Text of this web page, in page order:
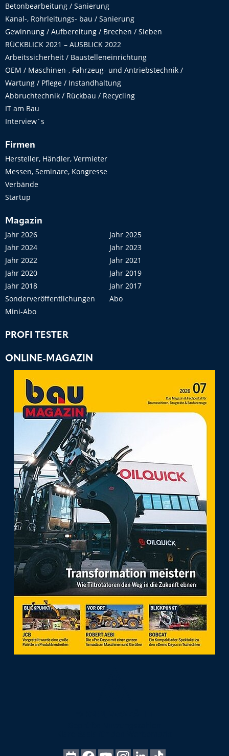
Betonbearbeitung / Sanierung
Kanal-, Rohrleitungs- bau / Sanierung
Gewinnung / Aufbereitung / Brechen / Sieben
RÜCKBLICK 2021 – AUSBLICK 2022
Arbeitssicherheit / Baustelleneinrichtung
OEM / Maschinen-, Fahrzeug- und Antriebstechnik /
Wartung / Pflege / Instandhaltung
Abbruchtechnik / Rückbau / Recycling
IT am Bau
Interview´s
Firmen
Hersteller, Händler, Vermieter
Messen, Seminare, Kongresse
Verbände
Startup
Magazin
Jahr 2026
Jahr 2025
Jahr 2024
Jahr 2023
Jahr 2022
Jahr 2021
Jahr 2020
Jahr 2019
Jahr 2018
Jahr 2017
Sonderveröffentlichungen
Abo
Mini-Abo
PROFI TESTER
ONLINE-MAGAZIN